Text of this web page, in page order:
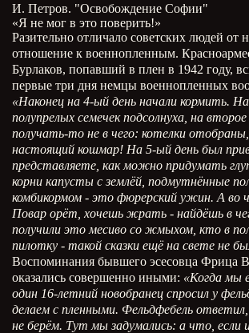
И. Петров. "Освобождение Софии"
«Я не мог в это поверить!»
Разительно отличало советских людей от
отношение к военнопленным.
Бурлаков, попавший в плен в 1942 году,
первые три дня немцы военнопленных
«Наконец на 4-ый день начали кормить.
полупрелых семечек подсолнуха, на
получать-то не в чего: котелки
настоящий кошмар! На 5-ый день был
представляете, как можно придумать
корни капусты с землёй, подмутнённые
комбикормом - это фюрерский ужин. А во
Повар орёт, хочешь жрать - найдёшь в
получили это месиво со жмыхом, кто в
пилотку - такой сказки ещё на свете не
Воспоминания бывшего эсесовца Фрица
оказались совершенно иными: «Когда мы
один 16-летний новобранец спросил у
делаем с пленными. Фельдфебель
не берём. Тут мы задумались: а что, если